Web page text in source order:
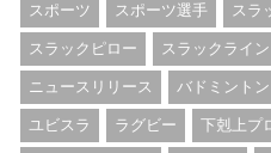
スポーツ スポーツ選手 スラ
スラックピロー スラックライン
ニュースリリース バドミントン
ユビスラ ラグビー 下剋上プ